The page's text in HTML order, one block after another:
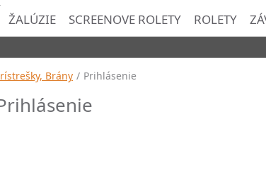
ŽALÚZIE SCREENOVE ROLETY ROLETY
Brány / Prihlásenie